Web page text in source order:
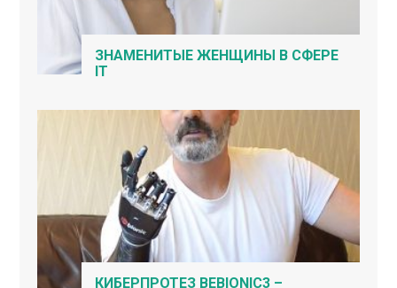
ЗНАМЕНИТЫЕ ЖЕНЩИНЫ В СФЕРЕ
IT
КИБЕРПРОТЕЗ BEBIONIC3 –